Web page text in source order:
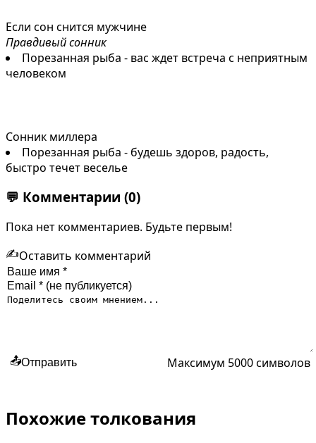
Если сон снится мужчине
Правдивый сонник
Порезанная рыба - вас ждет встреча с неприятным
человеком
Сонник миллера
Порезанная рыба - будешь здоров, радость,
быстро течет веселье
💬 Комментарии (0)
Пока нет комментариев. Будьте первым!
✍️Оставить комментарий
📤Отправить Максимум 5000 символов
Похожие толкования